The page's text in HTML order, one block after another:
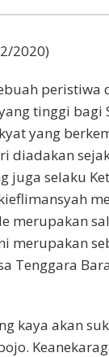
2020)
tinggi bagi
yang
diadakan
juga selaku
merupakan
merupakan
Tenggara
kaya akan